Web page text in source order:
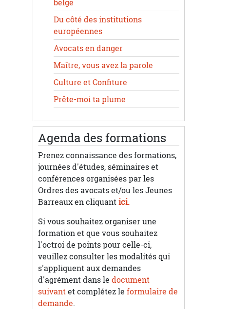
belge
Du côté des institutions
européennes
Avocats en danger
Maître, vous avez la parole
Culture et Confiture
Prête-moi ta plume
Agenda des formations
Prenez connaissance des formations,
journées d'études, séminaires et
conférences organisées par les
Ordres des avocats et/ou les Jeunes
Barreaux en cliquantici.
Si vous souhaitez organiser une
formation et que vous souhaitez
l'octroi de points pour celle-ci,
veuillez consulter les modalités qui
s'appliquent aux demandes
d'agrément dans ledocument
suivantet complétez leformulaire de
demande.